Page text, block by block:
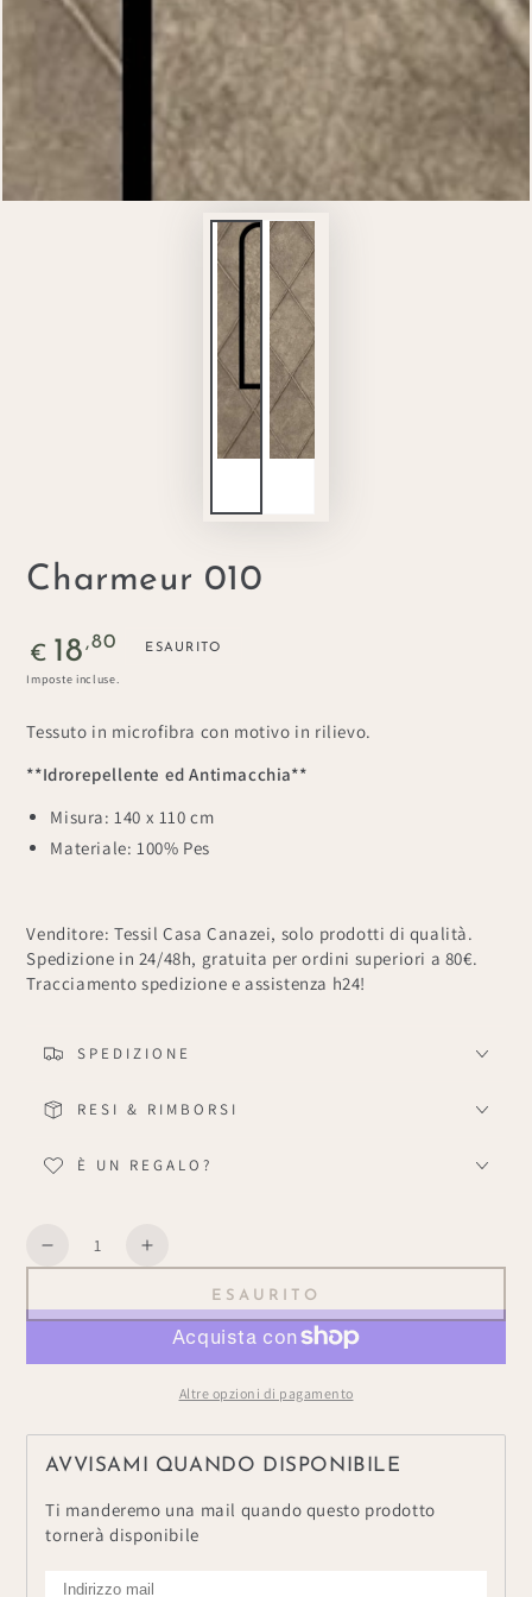
Charmeur 010
Prezzo
regolare
€ 18 ,80 ESAURITO
Imposte incluse.
Tessuto in microfibra con motivo in rilievo.
**Idrorepellente ed Antimacchia**
Misura: 140 x 110 cm
Materiale: 100% Pes
Venditore: Tessil Casa Canazei, solo prodotti di qualità.
Spedizione in 24/48h, gratuita per ordini superiori a 80€.
Tracciamento spedizione e assistenza h24!
SPEDIZIONE
RESI & RIMBORSI
È UN REGALO?
Quantità
Diminuisce
quantità
Aumenta
quantità
per
Charmeur
ESAURITO
Altre opzioni di pagamento
AVVISAMI QUANDO DISPONIBILE
Ti manderemo una mail quando questo prodotto
tornerà disponibile